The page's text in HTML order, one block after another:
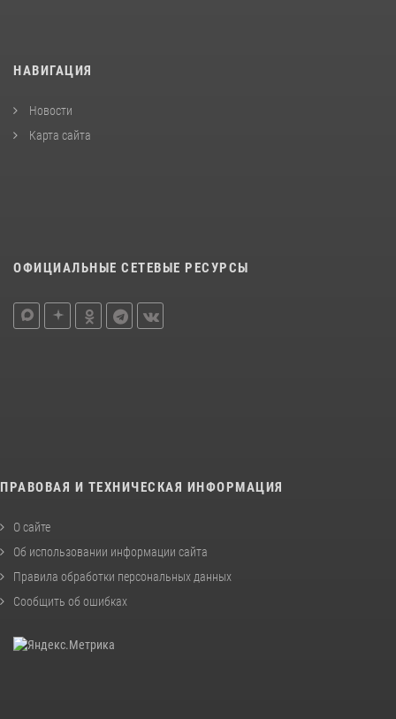
НАВИГАЦИЯ
Новости
Карта сайта
ОФИЦИАЛЬНЫЕ СЕТЕВЫЕ РЕСУРСЫ
ПРАВОВАЯ И ТЕХНИЧЕСКАЯ ИНФОРМАЦИЯ
О сайте
Об использовании информации сайта
Правила обработки персональных данных
Сообщить об ошибках